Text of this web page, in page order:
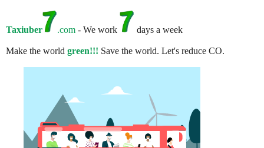
Taxiuber .com - We work days a week
Make the world green!!! Save the world. Let's reduce CO.